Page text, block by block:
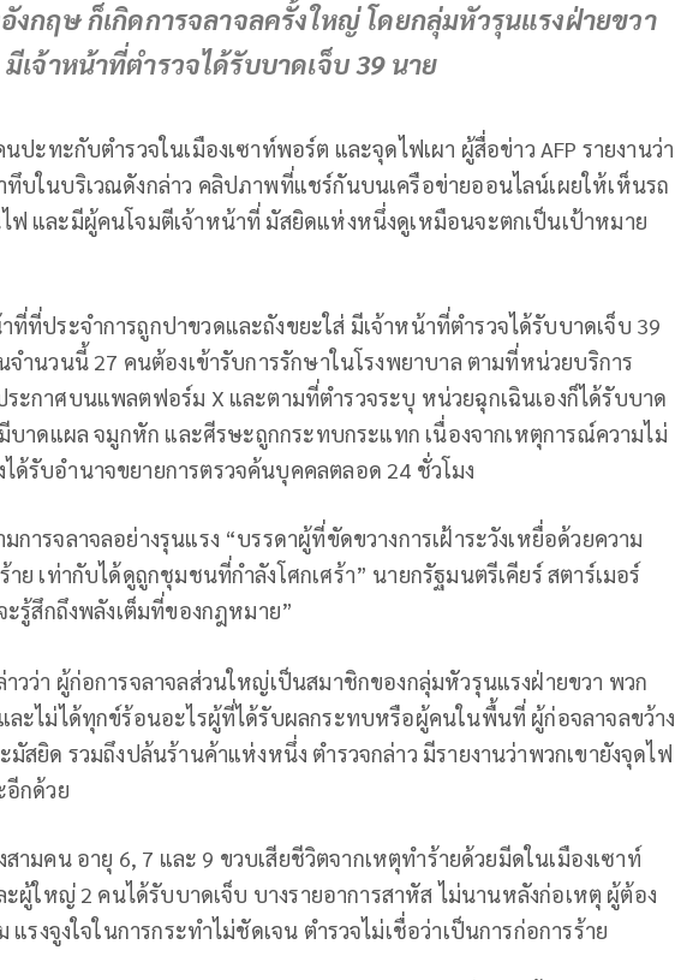
งกฤษ ก็เกิดการจลาจลครั้งใหญ่ โดยกลุ่มหัวรุนแรงฝ่ายขวา
เจ้าหน้าที่ตำรวจได้รับบาดเจ็บ 39 นาย
ปะทะกับตำรวจในเมืองเซาท์พอร์ต และจุดไฟเผา ผู้สื่อข่าว AFP รายงานว่า
บในบริเวณดังกล่าว คลิปภาพที่แชร์กันบนเครือข่ายออนไลน์เผยให้เห็นรถ
ฟ และมีผู้คนโจมตีเจ้าหน้าที่ มัสยิดแห่งหนึ่งดูเหมือนจะตกเป็นเป้าหมาย
ที่ที่ประจำการถูกปาขวดและถังขยะใส่ มีเจ้าหน้าที่ตำรวจได้รับบาดเจ็บ 39
จำนวนนี้ 27 คนต้องเข้ารับการรักษาในโรงพยาบาล ตามที่หน่วยบริการ
ะกาศบนแพลตฟอร์ม X และตามที่ตำรวจระบุ หน่วยฉุกเฉินเองก็ได้รับบาด
บาดแผล จมูกหัก และศีรษะถูกกระทบกระแทก เนื่องจากเหตุการณ์ความไม่
ด้รับอำนาจขยายการตรวจค้นบุคคลตลอด 24 ชั่วโมง
ารจลาจลอย่างรุนแรง “บรรดาผู้ที่ขัดขวางการเฝ้าระวังเหยื่อด้วยความ
ย เท่ากับได้ดูถูกชุมชนที่กำลังโศกเศร้า” นายกรัฐมนตรีเคียร์ สตาร์เมอร์
ะรู้สึกถึงพลังเต็มที่ของกฎหมาย”
าวว่า ผู้ก่อการจลาจลส่วนใหญ่เป็นสมาชิกของกลุ่มหัวรุนแรงฝ่ายขวา พวก
ละไม่ได้ทุกข์ร้อนอะไรผู้ที่ได้รับผลกระทบหรือผู้คนในพื้นที่ ผู้ก่อจลาจลขว้าง
มัสยิด รวมถึงปล้นร้านค้าแห่งหนึ่ง ตำรวจกล่าว มีรายงานว่าพวกเขายังจุดไฟ
อีกด้วย
ามคน อายุ 6, 7 และ 9 ขวบเสียชีวิตจากเหตุทำร้ายด้วยมีดในเมืองเซาท์
ผู้ใหญ่ 2 คนได้รับบาดเจ็บ บางรายอาการสาหัส ไม่นานหลังก่อเหตุ ผู้ต้อง
รงจูงใจในการกระทำไม่ชัดเจน ตำรวจไม่เชื่อว่าเป็นการก่อการร้าย